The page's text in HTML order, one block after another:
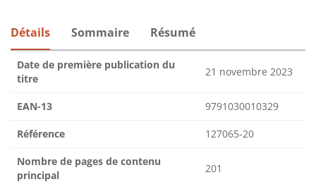
Détails Sommaire Résumé
Date de première publication du
titre
21 novembre 2023
EAN-13 9791030010329
Référence 127065-20
Nombre de pages de contenu
principal
201